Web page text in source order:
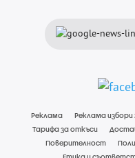
Реклама Реклама избори
Тарифа за откъси
Поверителност